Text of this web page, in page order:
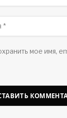
мое имя,